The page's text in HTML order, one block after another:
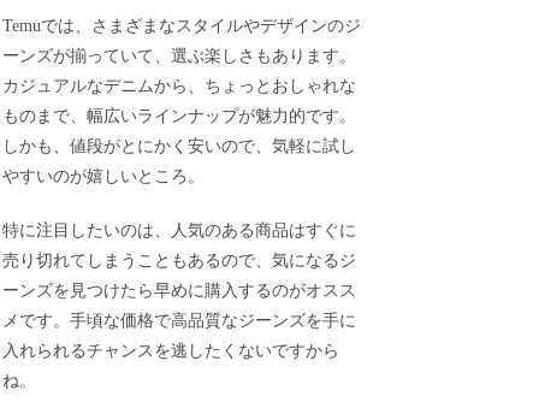
Temuでは、さまざまなスタイルやデザインのジ
ーンズが揃っていて、選ぶ楽しさもあります。
カジュアルなデニムから、ちょっとおしゃれな
ものまで、幅広いラインナップが魅力的です。
しかも、値段がとにかく安いので、気軽に試し
やすいのが嬉しいところ。
特に注目したいのは、人気のある商品はすぐに
売り切れてしまうこともあるので、気になるジ
ーンズを見つけたら早めに購入するのがオスス
メです。手頃な価格で高品質なジーンズを手に
入れられるチャンスを逃したくないですから
ね。